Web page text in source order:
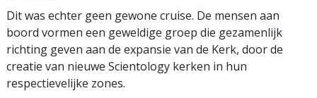
Dit was echter geen gewone cruise. De mensen aan
boord vormen een geweldige groep die gezamenlijk
richting geven aan de expansie van de Kerk, door de
creatie van nieuwe Scientology kerken in hun
respectievelijke zones.